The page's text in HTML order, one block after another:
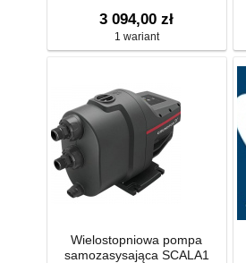
Seria 200
3 094,00 zł
1 wariant
Wielostopniowa pompa
samozasysająca SCALA1